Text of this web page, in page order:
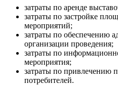
затраты по аренде
затраты по застройке
мероприятий;
затраты по обеспечению
организации проведения;
затраты по
мероприятия;
затраты по привлечению
потребителей.